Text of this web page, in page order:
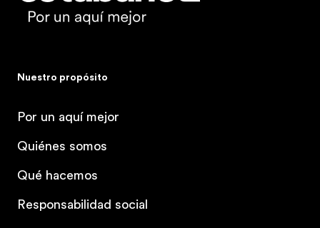
Nuestro propósito
Por un aquí mejor
Quiénes somos
Qué hacemos
Responsabilidad social